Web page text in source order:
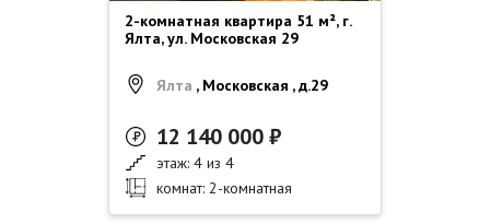
2-комнатная квартира 51 м², г.
Ялта, ул. Московская 29
Ялта , Московская , д.29
12 140 000 ₽
этаж: 4 из 4
комнат: 2-комнатная